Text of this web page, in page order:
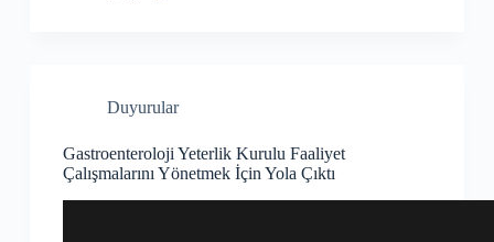
Duyurular
Gastroenteroloji Yeterlik Kurulu Faaliyet
Çalışmalarını Yönetmek İçin Yola Çıktı